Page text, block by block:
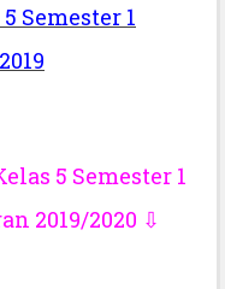
Semester 1
5 Semester 1
2019/2020 ⇩